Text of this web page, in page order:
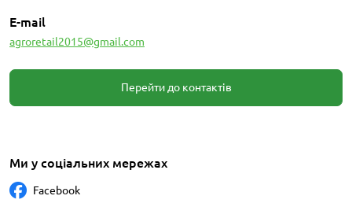
E-mail
agroretail2015@gmail.com
Перейти до контактів
Ми у соціальних мережах
Facebook